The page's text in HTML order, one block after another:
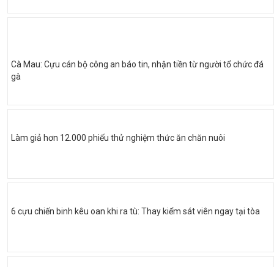
Cà Mau: Cựu cán bộ công an báo tin, nhận tiền từ người tổ chức đá
gà
Làm giả hơn 12.000 phiếu thử nghiệm thức ăn chăn nuôi
6 cựu chiến binh kêu oan khi ra tù: Thay kiểm sát viên ngay tại tòa